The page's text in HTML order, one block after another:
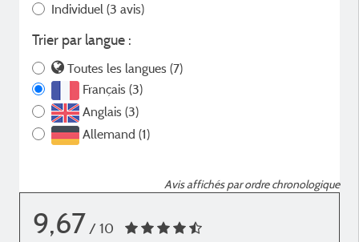
Individuel (3 avis)
Trier par langue :
Toutes les langues (7)
Français (3)
Anglais (3)
Allemand (1)
Avis affichés par ordre chronologique
9,67 / 10